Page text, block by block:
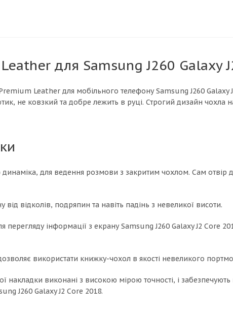
для Samsung J260 Galaxy
Leather для мобільного телефону Samsung J260 Galaxy
не ковзкий та добре лежить в руці. Строгий дизайн чохла
для ведення розмови з закритим чохлом. Сам отвір
від відколів, подряпин та навіть падінь з невеликої висоти.
перегляду інформації з екрану Samsung J260 Galaxy J2 Core
використати книжку-чохол в якості невеликого
накладки виконані з високою мірою точності, і
J260 Galaxy J2 Core 2018.